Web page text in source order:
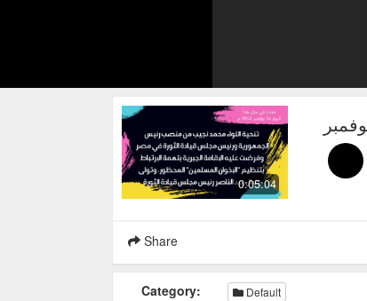
0:05:04
Share
Category: Default